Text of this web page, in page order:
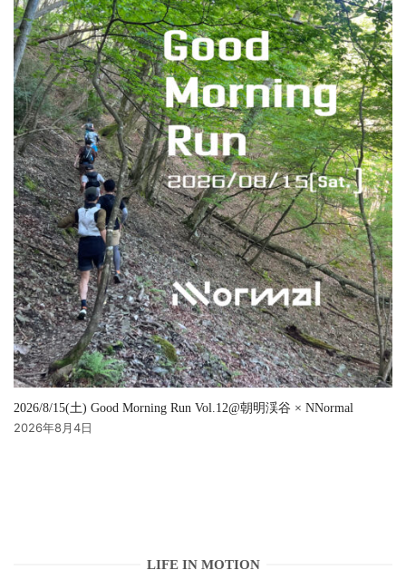
2026/8/15(土) Good Morning Run Vol.12@朝明渓谷 × NNormal
2026年8月4日
LIFE IN MOTION